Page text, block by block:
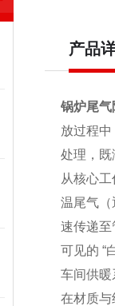
产品
锅炉尾气
放过程
处理，既
从核心
温尾气
速传递
可见的 “
车间供暖
在材质与